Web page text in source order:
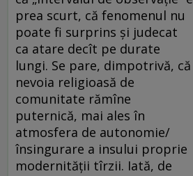
prea scurt, că fenomenul nu
poate fi surprins şi judecat
ca atare decît pe durate
lungi. Se pare, dimpotrivă, că
nevoia religioasă de
comunitate rămîne
puternică, mai ales în
atmosfera de autonomie/
însingurare a insului proprie
modernităţii tîrzii. Iată, de